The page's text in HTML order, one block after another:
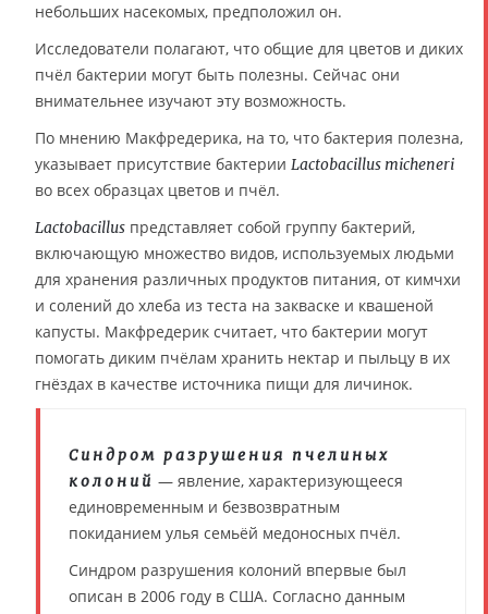
небольших насекомых, предположил он.
Исследователи полагают, что общие для цветов и диких
пчёл бактерии могут быть полезны. Сейчас они
внимательнее изучают эту возможность.
По мнению Макфредерика, на то, что бактерия полезна,
указывает присутствие бактерии Lactobacillus micheneri
во всех образцах цветов и пчёл.
Lactobacillus представляет собой группу бактерий,
включающую множество видов, используемых людьми
для хранения различных продуктов питания, от кимчхи
и солений до хлеба из теста на закваске и квашеной
капусты. Макфредерик считает, что бактерии могут
помогать диким пчёлам хранить нектар и пыльцу в их
гнёздах в качестве источника пищи для личинок.
Синдром разрушения пчелиных
колоний — явление, характеризующееся
единовременным и безвозвратным
покиданием улья семьёй медоносных пчёл.
Синдром разрушения колоний впервые был
описан в 2006 году в США. Согласно данным